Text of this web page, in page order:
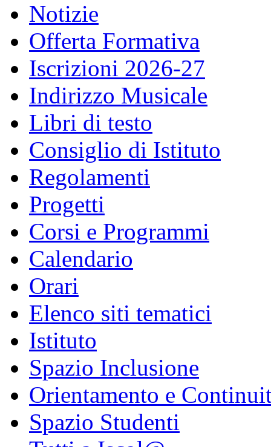
Notizie
Offerta Formativa
Iscrizioni 2026-27
Indirizzo Musicale
Libri di testo
Consiglio di Istituto
Regolamenti
Progetti
Corsi e Programmi
Calendario
Orari
Elenco siti tematici
Istituto
Spazio Inclusione
Orientamento e
Spazio Studenti